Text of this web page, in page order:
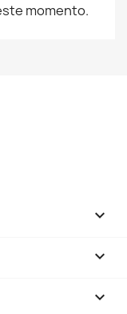
momento.

keyboard_arrow_down
